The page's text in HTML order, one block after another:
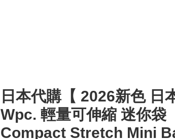
日本代購【 2026新色 日
Wpc. 輕量可伸縮 迷你袋
Compact Stretch Mini